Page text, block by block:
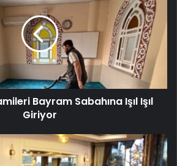
Bayram Sabahına Işıl Işıl
Giriyor